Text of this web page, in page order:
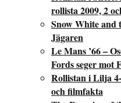
rollista 2009, 2
Snow White and
Jägaren
Le Mans ’66 –
Fords seger mot
Rollistan i Lilja
och filmfakta